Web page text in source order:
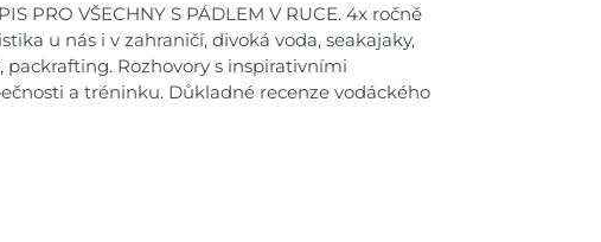
PRO VŠECHNY S PÁDLEM V RUCE. 4x ročně
u nás i v zahraničí, divoká voda, seakajaky,
Rozhovory s inspirativními
a tréninku. Důkladné recenze vodáckého